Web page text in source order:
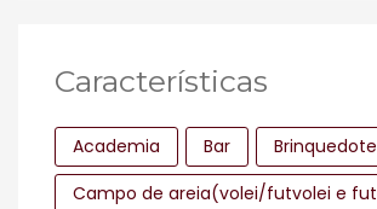
Características
Academia Bar
Campo de areia(volei/futvolei e